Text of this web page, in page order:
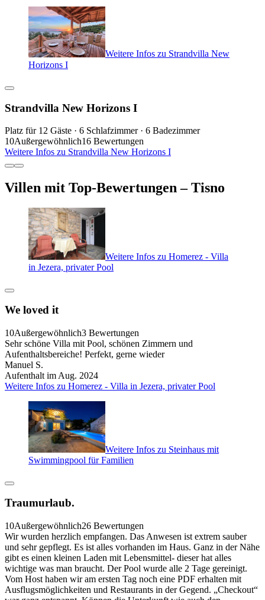
Weitere Infos zu Strandvilla New
Horizons I
Strandvilla New Horizons I
Platz für 12 Gäste · 6 Schlafzimmer · 6 Badezimmer
10Außergewöhnlich16 Bewertungen
Weitere Infos zu Strandvilla New Horizons I
Villen mit Top-Bewertungen – Tisno
Weitere Infos zu Homerez - Villa
in Jezera, privater Pool
We loved it
10Außergewöhnlich3 Bewertungen
Sehr schöne Villa mit Pool, schönen Zimmern und
Aufenthaltsbereiche! Perfekt, gerne wieder
Manuel S.
Aufenthalt im Aug. 2024
Weitere Infos zu Homerez - Villa in Jezera, privater Pool
Weitere Infos zu Steinhaus mit
Swimmingpool für Familien
Traumurlaub.
10Außergewöhnlich26 Bewertungen
Wir wurden herzlich empfangen. Das Anwesen ist extrem sauber
und sehr gepflegt. Es ist alles vorhanden im Haus. Ganz in der Nähe
gibt es einen kleinen Laden mit Lebensmittel- dieser hat alles
wichtige was man braucht. Der Pool wurde alle 2 Tage gereinigt.
Vom Host haben wir am ersten Tag noch eine PDF erhalten mit
Ausflugsmöglichkeiten und Restaurants in der Gegend. „Checkout“